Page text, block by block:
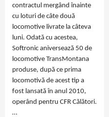
contractul mergând înainte
cu loturi de câte două
locomotive livrate la câteva
luni. Odată cu acestea,
Softronic aniversează 50 de
locomotive TransMontana
produse, după ce prima
locomotivă de acest tip a
fost lansată în anul 2010,
operând pentru CFR Călători.
…